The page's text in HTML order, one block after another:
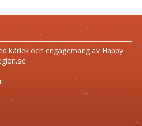
kärlek och engagemang av Happy